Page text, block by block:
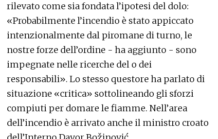
rilevato come sia fondata l’ipotesi del dolo:
«Probabilmente l’incendio è stato appiccato
intenzionalmente dal piromane di turno, le
nostre forze dell’ordine - ha aggiunto - sono
impegnate nelle ricerche del o dei
responsabili». Lo stesso questore ha parlato di
situazione «critica» sottolineando gli sforzi
compiuti per domare le fiamme. Nell’area
dell’incendio è arrivato anche il ministro croato